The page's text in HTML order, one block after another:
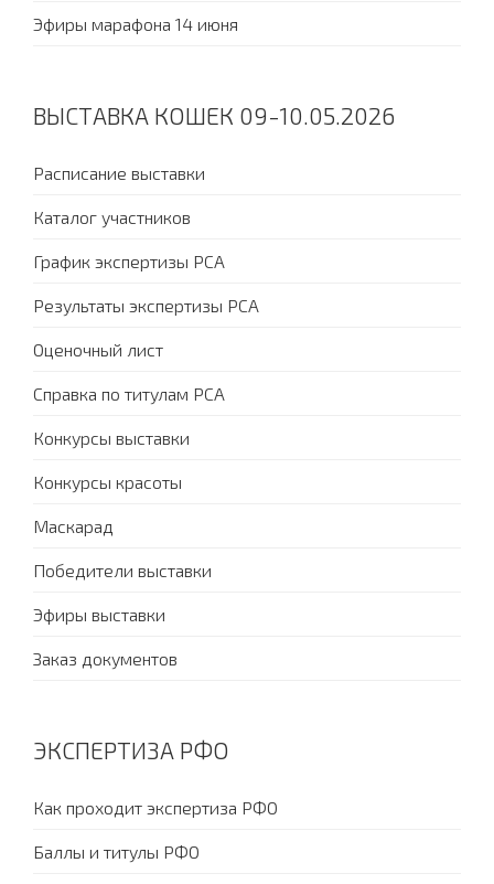
Эфиры марафона 14 июня
ВЫСТАВКА КОШЕК 09-10.05.2026
Расписание выставки
Каталог участников
График экспертизы PCA
Результаты экспертизы PCA
Оценочный лист
Справка по титулам PCA
Конкурсы выставки
Конкурсы красоты
Маскарад
Победители выставки
Эфиры выставки
Заказ документов
ЭКСПЕРТИЗА РФО
Как проходит экспертиза РФО
Баллы и титулы РФО